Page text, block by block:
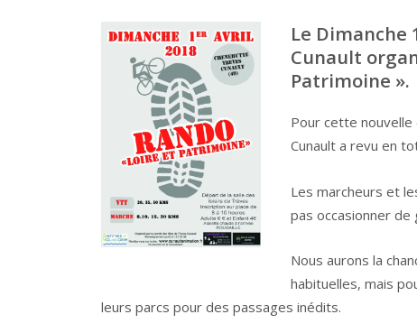
Le Dimanche
Cunault
Patrimoine ».
Pour cette nouvelle
Cunault a revu en
Les marcheurs et
pas occasionner de
Nous aurons la
habituelles, mais
leurs parcs pour des passages inédits.